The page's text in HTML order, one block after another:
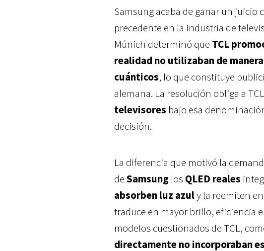
Samsung acaba de ganar un juicio
precedente en la industria de
Múnich determinó que TCL
realidad no utilizaban de
cuánticos, lo que constituye
alemana. La resolución obliga a
televisores bajo esa
decisión.
La diferencia que motivó la
deSamsung los QLED reales
absorben luz azuly la reemiten
traduce en mayor brillo, eficiencia
modelos cuestionados de TCL,
directamente no incorporaban